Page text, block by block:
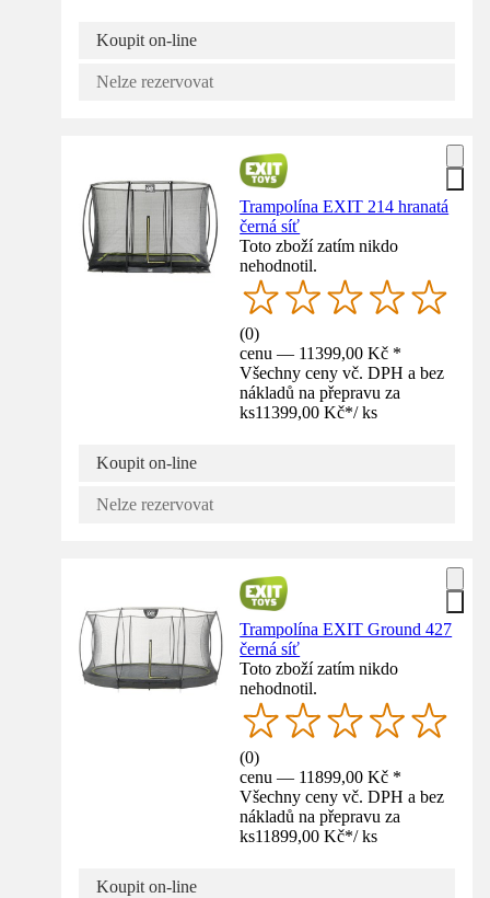
Koupit on-line
Nelze rezervovat
Trampolína EXIT 214 hranatá
černá síť
Toto zboží zatím nikdo
nehodnotil.
(0)
cenu — 11399,00 Kč *
Všechny ceny vč. DPH a bez
nákladů na přepravu za
ks11399,00 Kč*/ ks
Koupit on-line
Nelze rezervovat
Trampolína EXIT Ground 427
černá síť
Toto zboží zatím nikdo
nehodnotil.
(0)
cenu — 11899,00 Kč *
Všechny ceny vč. DPH a bez
nákladů na přepravu za
ks11899,00 Kč*/ ks
Koupit on-line